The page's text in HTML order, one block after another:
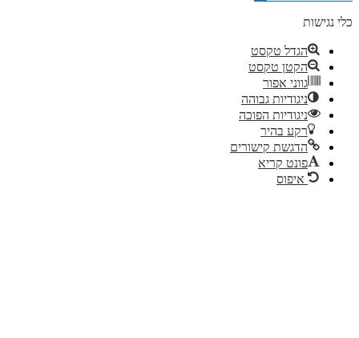
טקסט
טקסט
אפור
גבוהה
הפוכה
בהיר
קישורים
קריא